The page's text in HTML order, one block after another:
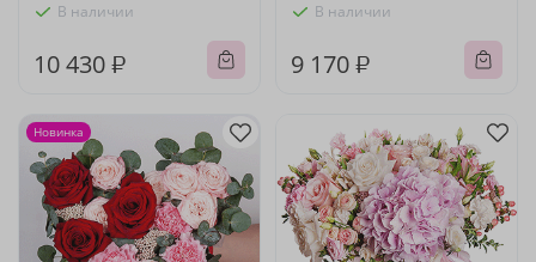
В наличии
10 430 ₽
В наличии
9 170 ₽
Новинка